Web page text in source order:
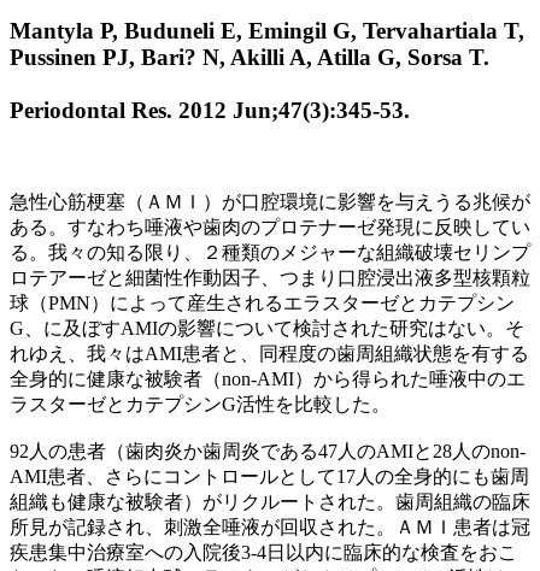
Mantyla P, Buduneli E, Emingil G, Tervahartiala T,
Pussinen PJ, Bari? N, Akilli A, Atilla G, Sorsa T.
Periodontal Res. 2012 Jun;47(3):345-53.
急性心筋梗塞（ＡＭＩ）が口腔環境に影響を与えうる兆候が
ある。すなわち唾液や歯肉のプロテナーゼ発現に反映してい
る。我々の知る限り、２種類のメジャーな組織破壊セリンプ
ロテアーゼと細菌性作動因子、つまり口腔浸出液多型核顆粒
球（PMN）によって産生されるエラスターゼとカテプシン
G、に及ぼすAMIの影響について検討された研究はない。そ
れゆえ、我々はAMI患者と、同程度の歯周組織状態を有する
全身的に健康な被験者（non-AMI）から得られた唾液中のエ
ラスターゼとカテプシンG活性を比較した。
92人の患者（歯肉炎か歯周炎である47人のAMIと28人のnon-
AMI患者、さらにコントロールとして17人の全身的にも歯周
組織も健康な被験者）がリクルートされた。歯周組織の臨床
所見が記録され、刺激全唾液が回収された。ＡＭＩ患者は冠
疾患集中治療室への入院後3-4日以内に臨床的な検査をおこ